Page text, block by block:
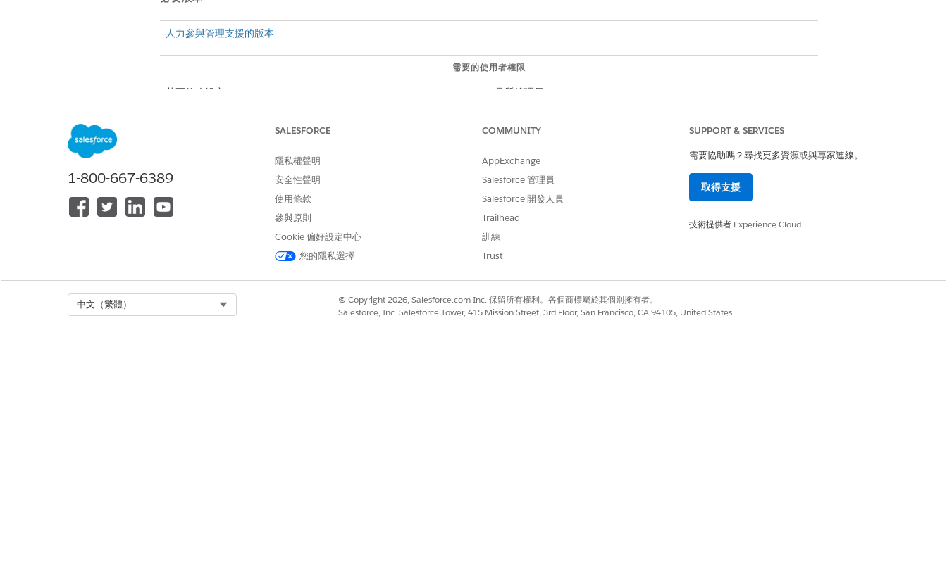
人力參與管理支援的版本
需要的使用者權限
若要修改設定： 品質管理員
Discovery Framework」和「
此文章是否解決您的問題？
請讓我們知道，以便我們改進！
是
1-800-667-6389
SALESFORCE
隱私權聲明
安全性聲明
使用條款
參與原則
Cookie 偏好設定中心
您的隱私選擇
COMMUNITY
AppExchange
Salesforce 管理員
Salesforce 開發人員
Trailhead
訓練
Trust
SUPPORT & SERVICES
需要協助嗎？尋找更多資源或與專家連線。
取得支援
技術提供者 Experience Cloud
中文（繁體）
© Copyright 2026, Salesforce.com Inc. 保留所有權利。各個商標屬於其個別擁有者。
Salesforce, Inc. Salesforce Tower, 415 Mission Street, 3rd Floor, San Francisco, CA 94105, United States